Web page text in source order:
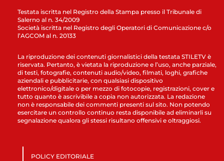
Testata iscritta nel Registro della Stampa presso il Tribunale di
Salerno al n. 34/2009
Società iscritta nel Registro degli Operatori di Comunicazione c/o
l’AGCOM al n. 20133
La riproduzione dei contenuti giornalistici della testata STILETV è
riservata. Pertanto, è vietata la riproduzione e l’uso, anche parziale,
di testi, fotografie, contenuti audio/video, filmati, loghi, grafiche
aziendali e pubblicitarie, con qualsiasi dispositivo
elettronico/digitale o per mezzo di fotocopie, registrazioni, cover e
tutto quanto è ascrivibile a copia non autorizzata. La redazione
non è responsabile dei commenti presenti sul sito. Non potendo
esercitare un controllo continuo resta disponibile ad eliminarli su
segnalazione qualora gli stessi risultano offensivi e oltraggiosi.
POLICY EDITORIALE